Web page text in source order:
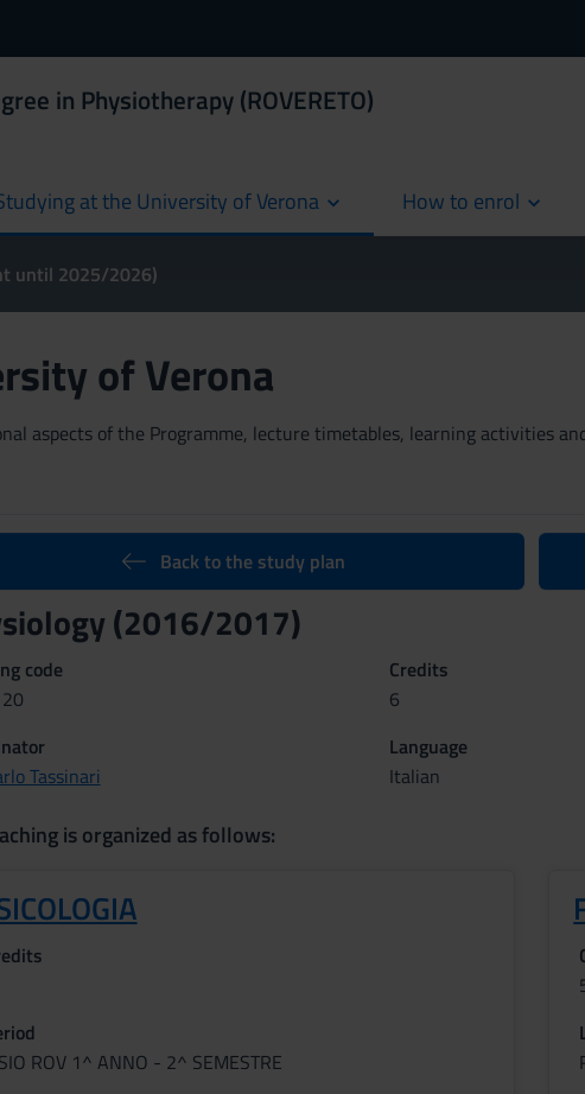
in Physiotherapy (ROVERETO)
at the University of Verona How to enrol
until 2025/2026)
of Verona
aspects of the Programme, lecture timetables, learning activities
Back to the study plan
(2016/2017)
code
Credits
6
Tassinari
Language
Italian
is organized as follows:
ROV 1^ ANNO - 2^ SEMESTRE